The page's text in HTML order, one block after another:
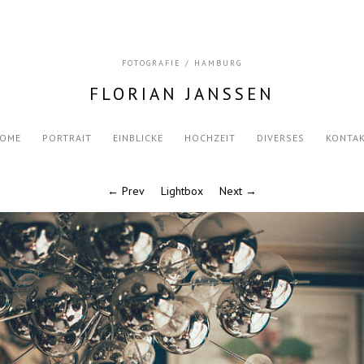
FOTOGRAFIE / HAMBURG
FLORIAN JANSSEN
PORTRAIT EINBLICKE HOCHZEIT DIVERSES
← Prev Lightbox Next →